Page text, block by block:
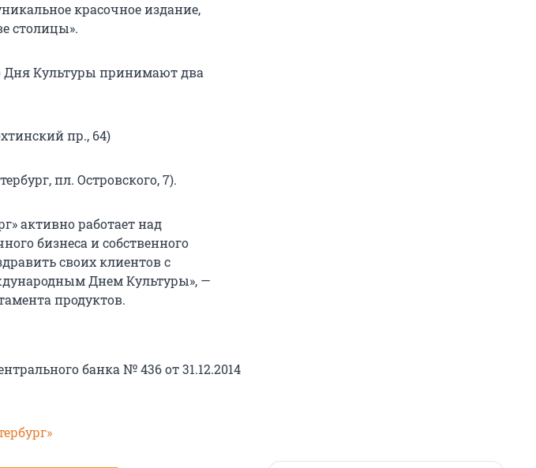
красочное издание,
столицы».
Дня Культуры принимают два
пр., 64)
пл. Островского, 7).
активно работает над
бизнеса и собственного
своих клиентов с
Днем Культуры», —
продуктов.
банка № 436 от 31.12.2014